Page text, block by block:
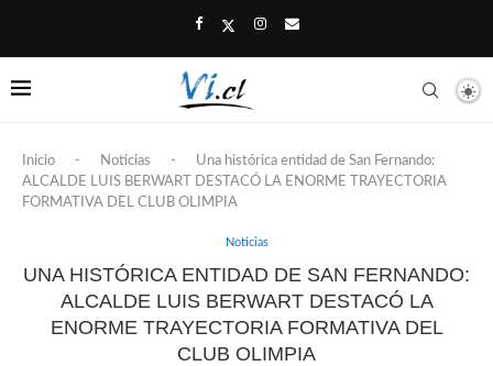
Inicio - Noticias -
Una histórica entidad de San Fernando:
ALCALDE LUIS BERWART DESTACÓ LA ENORME TRAYECTORIA
FORMATIVA DEL CLUB OLIMPIA
Noticias
UNA HISTÓRICA ENTIDAD DE SAN FERNANDO:
ALCALDE LUIS BERWART DESTACÓ LA
ENORME TRAYECTORIA FORMATIVA DEL
CLUB OLIMPIA